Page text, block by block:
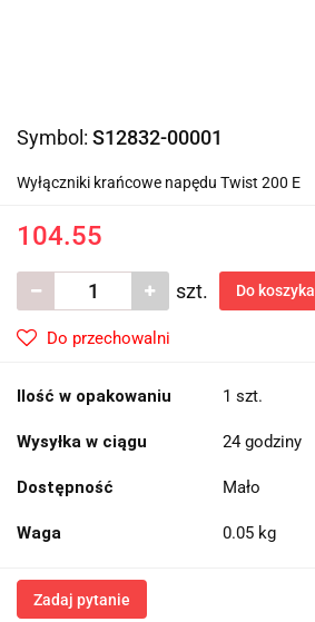
Symbol: S12832-00001
Wyłączniki krańcowe napędu Twist 200 E
104.55
szt. Do koszyka
Do przechowalni
Ilość w opakowaniu 1 szt.
Wysyłka w ciągu 24 godziny
Dostępność Mało
Waga 0.05 kg
Zadaj pytanie